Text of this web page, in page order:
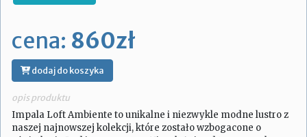
cena: 860zł
dodaj do koszyka
opis produktu
Impala Loft Ambiente to unikalne i niezwykle modne lustro z
naszej najnowszej kolekcji, które zostało wzbogacone o